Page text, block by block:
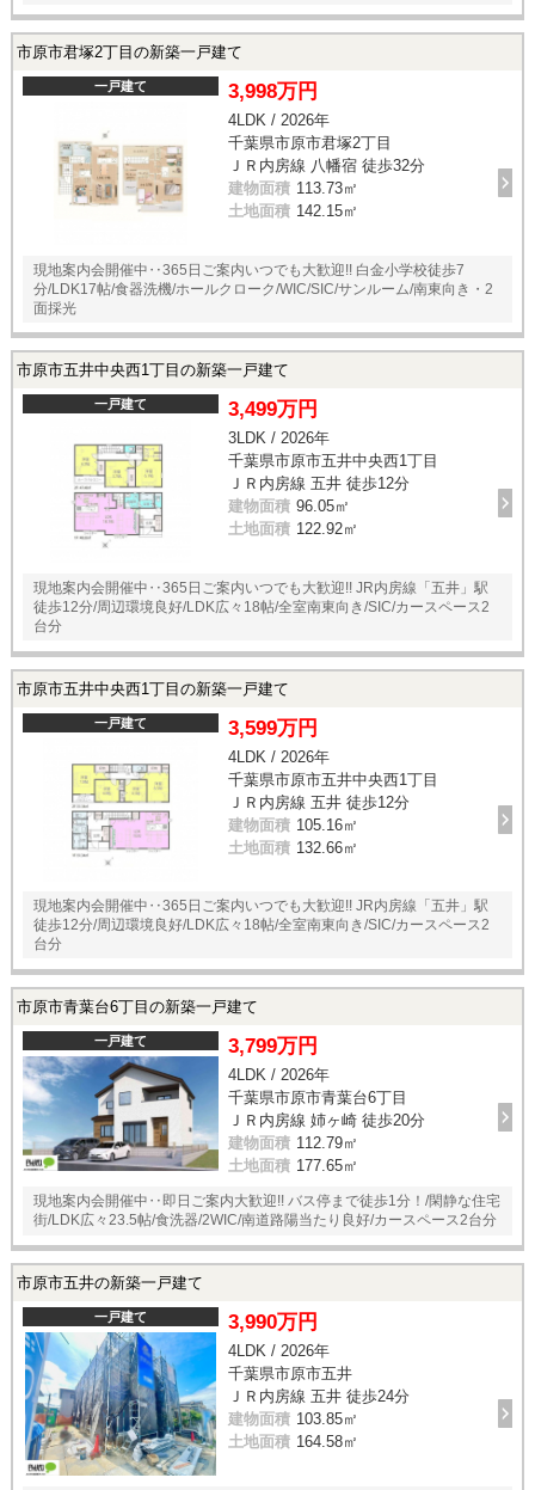
市原市君塚2丁目の新築一戸建て
一戸建て 3,998万円
4LDK / 2026年
千葉県市原市君塚2丁目
ＪＲ内房線 八幡宿 徒歩32分
建物面積 113.73㎡
土地面積 142.15㎡
現地案内会開催中‥365日ご案内いつでも大歓迎!! 白金小学校徒歩7
分/LDK17帖/食器洗機/ホールクローク/WIC/SIC/サンルーム/南東向き・2
面採光
市原市五井中央西1丁目の新築一戸建て
一戸建て 3,499万円
3LDK / 2026年
千葉県市原市五井中央西1丁目
ＪＲ内房線 五井 徒歩12分
建物面積 96.05㎡
土地面積 122.92㎡
現地案内会開催中‥365日ご案内いつでも大歓迎!! JR内房線「五井」駅
徒歩12分/周辺環境良好/LDK広々18帖/全室南東向き/SIC/カースペース2
台分
市原市五井中央西1丁目の新築一戸建て
一戸建て 3,599万円
4LDK / 2026年
千葉県市原市五井中央西1丁目
ＪＲ内房線 五井 徒歩12分
建物面積 105.16㎡
土地面積 132.66㎡
現地案内会開催中‥365日ご案内いつでも大歓迎!! JR内房線「五井」駅
徒歩12分/周辺環境良好/LDK広々18帖/全室南東向き/SIC/カースペース2
台分
市原市青葉台6丁目の新築一戸建て
一戸建て 3,799万円
4LDK / 2026年
千葉県市原市青葉台6丁目
ＪＲ内房線 姉ヶ崎 徒歩20分
建物面積 112.79㎡
土地面積 177.65㎡
現地案内会開催中‥即日ご案内大歓迎!! バス停まで徒歩1分！/閑静な住宅
街/LDK広々23.5帖/食洗器/2WIC/南道路陽当たり良好/カースペース2台分
市原市五井の新築一戸建て
一戸建て 3,990万円
4LDK / 2026年
千葉県市原市五井
ＪＲ内房線 五井 徒歩24分
建物面積 103.85㎡
土地面積 164.58㎡